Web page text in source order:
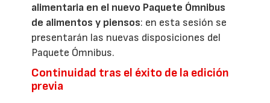
alimentaria en el nuevo Paquete Ómnibus
de alimentos y piensos: en esta sesión se
presentarán las nuevas disposiciones del
Paquete Ómnibus.
Continuidad tras el éxito de la edición
previa